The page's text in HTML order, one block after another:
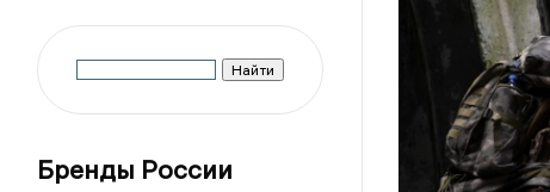
Бренды России